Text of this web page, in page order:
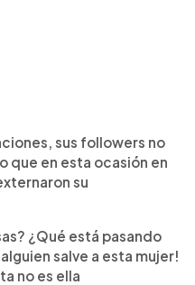
sus followers no
que en esta ocasión en
su
¿Qué está pasando
salve a esta mujer!
no es ella